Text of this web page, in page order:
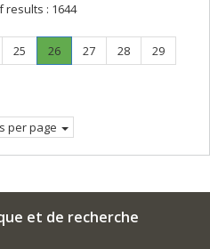
results : 1644
Page
25 Page
26.
Current
Page
27 Page
28 Page
29
per page
et de recherche